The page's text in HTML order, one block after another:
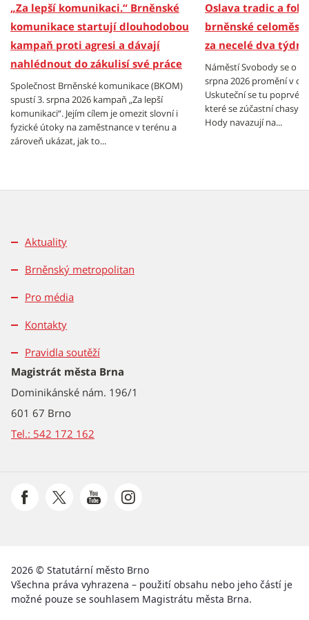
„Za lepší komunikaci.“ Brněnské
komunikace startují dlouhodobou
kampaň proti agresi a dávají
nahlédnout do zákulisí své práce
Společnost Brněnské komunikace (BKOM)
spustí 3. srpna 2026 kampaň „Za lepší
komunikaci“. Jejím cílem je omezit slovní i
fyzické útoky na zaměstnance v terénu a
zároveň ukázat, jak to...
Oslava tradic a
brněnské
za necelé dva týdny
Náměstí Svobody se o
srpna 2026 promění v
Uskuteční se tu poprvé
které se zúčastní chasy
Hody navazují na...
Aktuality
Brněnský metropolitan
Pro média
Kontakty
Pravidla soutěží
Magistrát města Brna
Dominikánské nám. 196/1
601 67 Brno
Tel.: 542 172 162
2026 © Statutární město Brno
Všechna práva vyhrazena – použití obsahu nebo jeho částí je
možné pouze se souhlasem Magistrátu města Brna.